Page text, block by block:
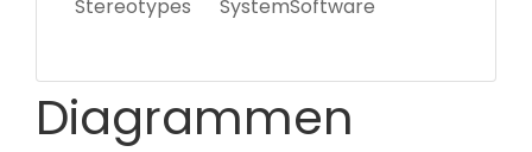
Stereotypes SystemSoftware
Diagrammen